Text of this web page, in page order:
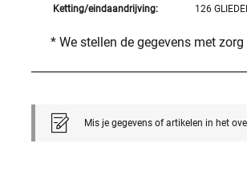
Ketting/eindaandrijving: 126
* We stellen de gegevens met
Mis je gegevens of artikelen in het